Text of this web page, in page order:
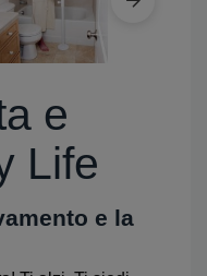
e
Life
e la